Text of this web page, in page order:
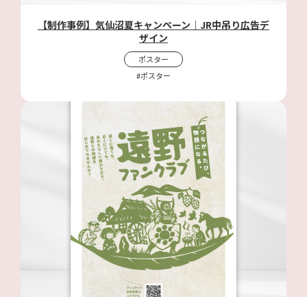
【制作事例】気仙沼夏キャンペーン｜JR中吊り広告デ
ザイン
ポスター
#ポスター